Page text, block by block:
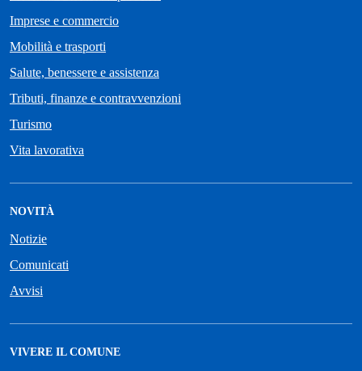
Imprese e commercio
Mobilità e trasporti
Salute, benessere e assistenza
Tributi, finanze e contravvenzioni
Turismo
Vita lavorativa
NOVITÀ
Notizie
Comunicati
Avvisi
VIVERE IL COMUNE